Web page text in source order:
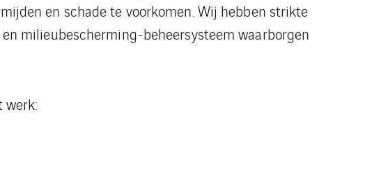
en schade te voorkomen. Wij hebben strikte
milieubescherming-beheersysteem waarborgen
werk: